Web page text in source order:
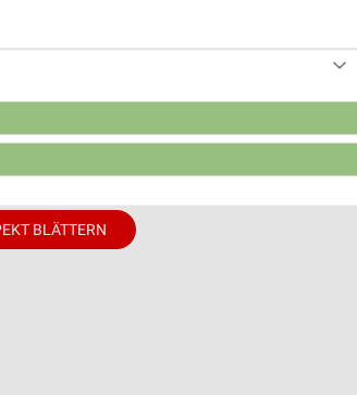
Baumarkt Prospekt für
Knaller!
Aug. bis 14. Aug.
erstellen
BLÄTTERN